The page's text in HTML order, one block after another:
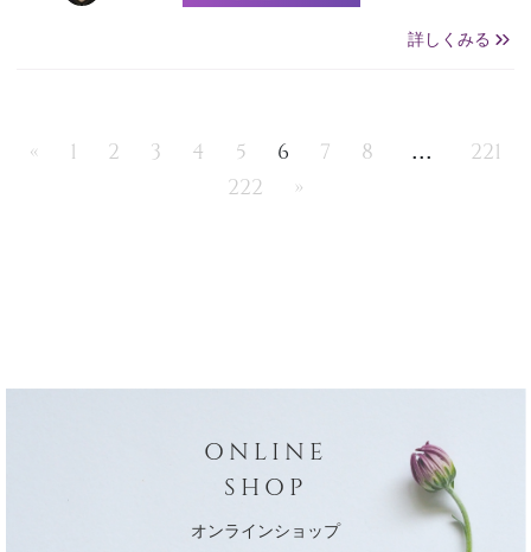
詳しくみる
« 1 2 3 4 5 6 7 8 ...
221
222
»
ONLINE
SHOP
オンラインショップ